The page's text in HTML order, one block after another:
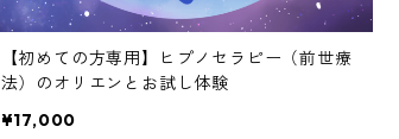
【初めての方専用】ヒプノセラピー（前世療
法）のオリエンとお試し体験
¥17,000